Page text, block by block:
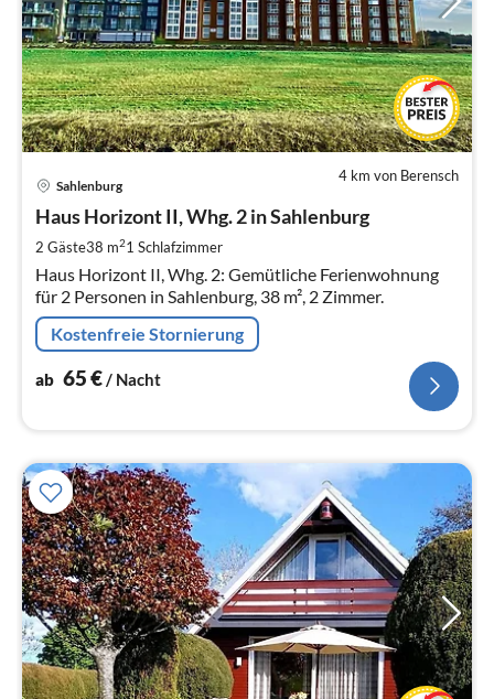
4 km von Berensch
Sahlenburg
Haus Horizont II, Whg. 2 in Sahlenburg
2 Gäste38 m21 Schlafzimmer
Haus Horizont II, Whg. 2: Gemütliche Ferienwohnung
für 2 Personen in Sahlenburg, 38 m², 2 Zimmer.
Kostenfreie Stornierung
ab 65€/ Nacht